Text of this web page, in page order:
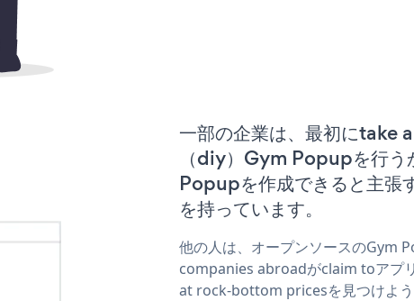
一部の企業は、最初にtake
（diy）Gym Popupを行
Popupを作成できると主張
を持っています。
他の人は、オープンソースのGym
companies abroadがclaim toアプ
at rock-bottom pricesを見つけよう